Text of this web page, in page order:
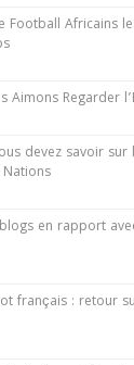
Football Africains
Aimons Regarder
devez savoir sur
en rapport
français : retour